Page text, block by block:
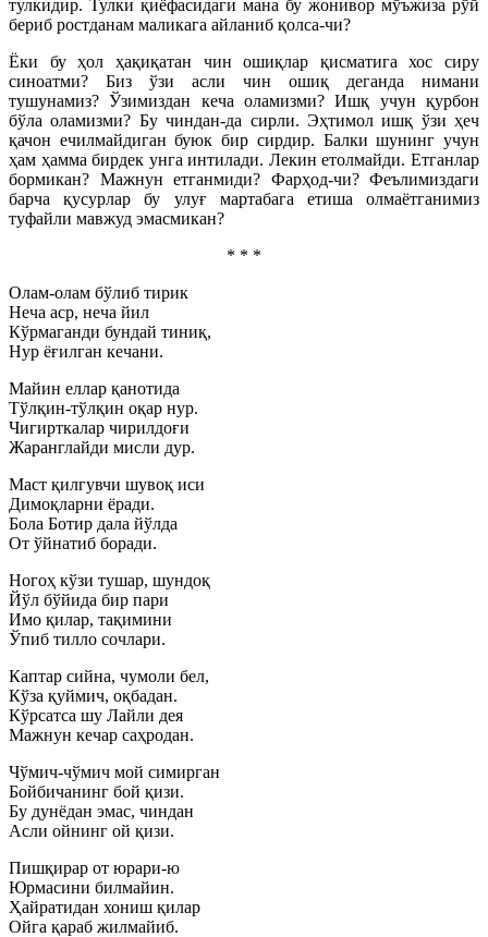
тулкидир. Тулки қиёфасидаги мана бу жонивор мўъжиза рўй
бериб ростданам маликага айланиб қолса-чи?
Ёки бу ҳол ҳақиқатан чин ошиқлар қисматига хос сиру
синоатми? Биз ўзи асли чин ошиқ деганда нимани
тушунамиз? Ўзимиздан кеча оламизми? Ишқ учун қурбон
бўла оламизми? Бу чиндан-да сирли. Эҳтимол ишқ ўзи ҳеч
қачон ечилмайдиган буюк бир сирдир. Балки шунинг учун
ҳам ҳамма бирдек унга интилади. Лекин етолмайди. Етганлар
бормикан? Мажнун етганмиди? Фарҳод-чи? Феълимиздаги
барча қусурлар бу улуғ мартабага етиша олмаётганимиз
туфайли мавжуд эмасмикан?
* * *
Олам-олам бўлиб тирик
Неча аср, неча йил
Кўрмаганди бундай тиниқ,
Нур ёғилган кечани.
Майин еллар қанотида
Тўлқин-тўлқин оқар нур.
Чигирткалар чирилдоғи
Жаранглайди мисли дур.
Маст қилгувчи шувоқ иси
Димоқларни ёради.
Бола Ботир дала йўлда
От ўйнатиб боради.
Ногоҳ кўзи тушар, шундоқ
Йўл бўйида бир пари
Имо қилар, тақимини
Ўпиб тилло сочлари.
Каптар сийна, чумоли бел,
Кўза қуймич, оқбадан.
Кўрсатса шу Лайли дея
Мажнун кечар саҳродан.
Чўмич-чўмич мой симирган
Бойбичанинг бой қизи.
Бу дунёдан эмас, чиндан
Асли ойнинг ой қизи.
Пишқирар от юрари-ю
Юрмасини билмайин.
Ҳайратидан хониш қилар
Ойга қараб жилмайиб.